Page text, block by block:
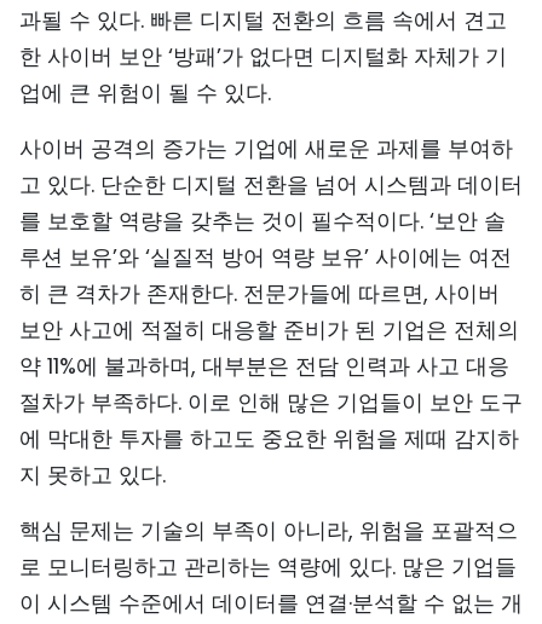
과될 수 있다. 빠른 디지털 전환의 흐름 속에서 견고
한 사이버 보안 ‘방패’가 없다면 디지털화 자체가 기
업에 큰 위험이 될 수 있다.
사이버 공격의 증가는 기업에 새로운 과제를 부여하
고 있다. 단순한 디지털 전환을 넘어 시스템과 데이터
를 보호할 역량을 갖추는 것이 필수적이다. ‘보안 솔
루션 보유’와 ‘실질적 방어 역량 보유’ 사이에는 여전
히 큰 격차가 존재한다. 전문가들에 따르면, 사이버
보안 사고에 적절히 대응할 준비가 된 기업은 전체의
약 11%에 불과하며, 대부분은 전담 인력과 사고 대응
절차가 부족하다. 이로 인해 많은 기업들이 보안 도구
에 막대한 투자를 하고도 중요한 위험을 제때 감지하
지 못하고 있다.
핵심 문제는 기술의 부족이 아니라, 위험을 포괄적으
로 모니터링하고 관리하는 역량에 있다. 많은 기업들
이 시스템 수준에서 데이터를 연결·분석할 수 없는 개